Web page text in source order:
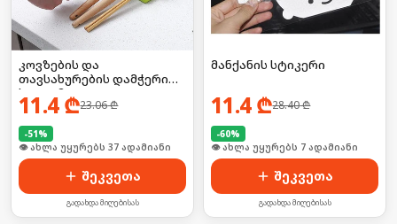
კოვზების და
თავსახურების დამჭერი
სადგამი
11.4₾23.06₾
-51%
🛒 ბოლო 24სთ-ში იყიდა 9-მა
შეკვეთა
გადახდა მიღებისას
მანქანის სტიკერი
11.4₾28.40₾
-60%
🛒 ბოლო 24სთ-ში იყიდა 8-მა
შეკვეთა
გადახდა მიღებისას